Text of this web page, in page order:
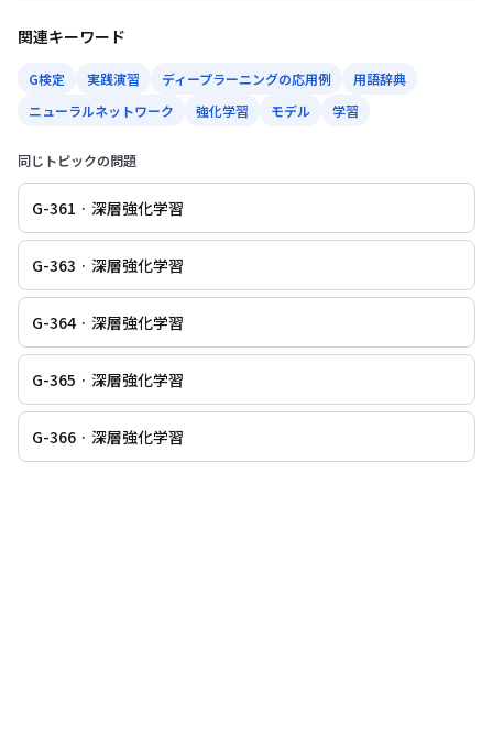
関連キーワード
G検定 実践演習 ディープラーニングの応用例
用語辞典
ニューラルネットワーク
強化学習 モデル 学習
同じトピックの問題
G-361 · 深層強化学習
G-363 · 深層強化学習
G-364 · 深層強化学習
G-365 · 深層強化学習
G-366 · 深層強化学習